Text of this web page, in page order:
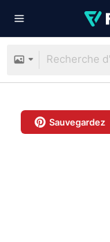
Sauvegardez